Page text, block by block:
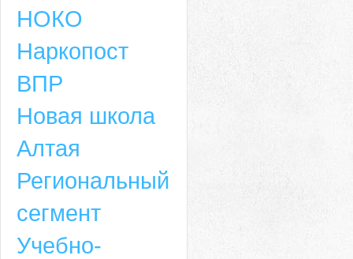
НОКО
Наркопост
ВПР
Новая школа
Алтая
Региональный
сегмент
Учебно-